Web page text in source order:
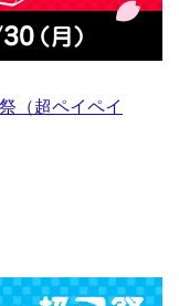
（超ペイペイ